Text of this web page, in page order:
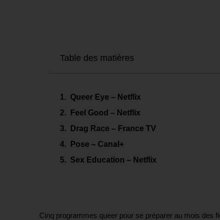
Table des matières
Queer Eye – Netflix
Feel Good – Netflix
Drag Race – France TV
Pose – Canal+
Sex Education – Netflix
Cinq programmes queer pour se préparer au mois des